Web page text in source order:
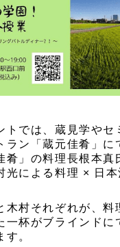
トでは、蔵見学や
ラン「蔵元佳肴」
肴」の料理長根本
光による料理 × 日
木村それぞれが、
一杯がブラインド
す。